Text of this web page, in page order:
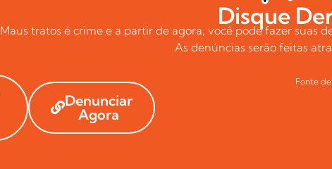
Disque
Maus tratos é crime e a partir de agora, você pode fazer suas
As denúncias serão feitas
Denunciar
Agora
Fonte